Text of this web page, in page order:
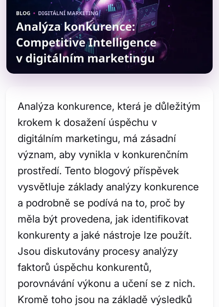
Analýza konkurence, která je důležitým
krokem k dosažení úspěchu v
digitálním marketingu, má zásadní
význam, aby vynikla v konkurenčním
prostředí. Tento blogový příspěvek
vysvětluje základy analýzy konkurence
a podrobně se podívá na to, proč by
měla být provedena, jak identifikovat
konkurenty a jaké nástroje lze použít.
Jsou diskutovány procesy analýzy
faktorů úspěchu konkurentů,
porovnávání výkonu a učení se z nich.
Kromě toho jsou na základě výsledků